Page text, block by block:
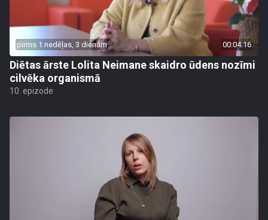
pirms 1 nedēļas, 3 dienām 00:04:16
Diētas ārste Lolita Neimane skaidro ūdens nozīmi
cilvēka organismā
10. epizode